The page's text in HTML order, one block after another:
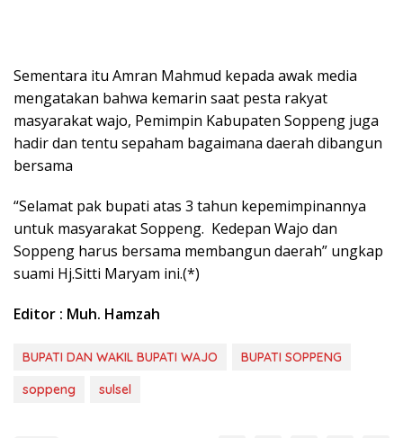
Sementara itu Amran Mahmud kepada awak media
mengatakan bahwa kemarin saat pesta rakyat
masyarakat wajo, Pemimpin Kabupaten Soppeng juga
hadir dan tentu sepaham bagaimana daerah dibangun
bersama
“Selamat pak bupati atas 3 tahun kepemimpinannya
untuk masyarakat Soppeng. Kedepan Wajo dan
Soppeng harus bersama membangun daerah” ungkap
suami Hj.Sitti Maryam ini.(*)
Editor : Muh. Hamzah
BUPATI DAN WAKIL BUPATI WAJO
BUPATI SOPPENG
soppeng
sulsel